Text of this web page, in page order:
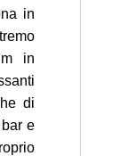
in
in
di
e